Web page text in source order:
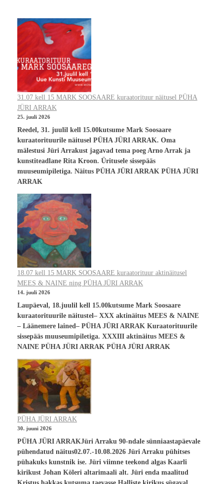
31.07 kell 15 MARK SOOSAARE kuraatorituur näitusel PÜHA
JÜRI ARRAK
25. juuli 2026
Reedel, 31. juulil kell 15.00kutsume Mark Soosaare
kuraatorituurile näitusel PÜHA JÜRI ARRAK. Oma
mälestusi Jüri Arrakust jagavad tema poeg Arno Arrak ja
kunstiteadlane Rita Kroon. Üritusele sissepääs
muuseumipiletiga. Näitus PÜHA JÜRI ARRAK PÜHA JÜRI
ARRAK
18.07 kell 15 MARK SOOSAARE kuraatorituur aktinäitusel
MEES & NAINE ning PÜHA JÜRI ARRAK
14. juuli 2026
Laupäeval, 18.juulil kell 15.00kutsume Mark Soosaare
kuraatorituurile näitustel– XXX aktinäitus MEES & NAINE
– Läänemere lained– PÜHA JÜRI ARRAK Kuraatorituurile
sissepääs muuseumipiletiga. XXXIII aktinäitus MEES &
NAINE PÜHA JÜRI ARRAK PÜHA JÜRI ARRAK
PÜHA JÜRI ARRAK
30. juuni 2026
PÜHA JÜRI ARRAKJüri Arraku 90-ndale sünniaastapäevale
pühendatud näitus02.07.-10.08.2026 Jüri Arraku pühitses
pühakuks kunstnik ise. Jüri viimne teekond algas Kaarli
kirikust Johan Köleri altarimaali alt. Jüri enda maalitud